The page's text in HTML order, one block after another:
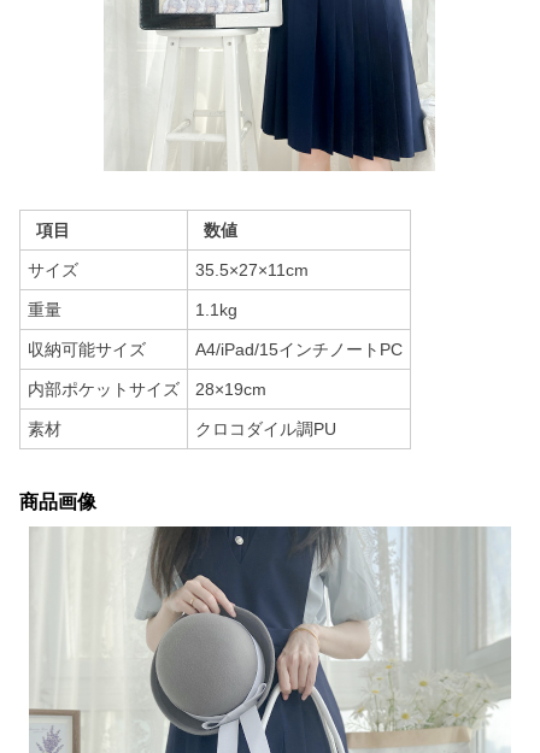
項目 数値
サイズ 35.5×27×11cm
重量 1.1kg
収納可能サイズ A4/iPad/15インチノートPC
内部ポケットサイズ 28×19cm
素材 クロコダイル調PU
商品画像